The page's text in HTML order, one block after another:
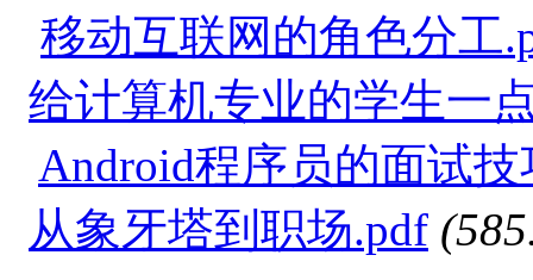
移动互联网的角色分工
给计算机专业的学生一
Android程序员的面试技
从象牙塔到职场.pdf